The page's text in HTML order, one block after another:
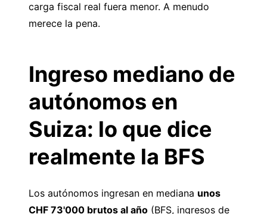
carga fiscal real fuera menor. A menudo
merece la pena.
Ingreso mediano de
autónomos en
Suiza: lo que dice
realmente la BFS
Los autónomos ingresan en mediana unos
CHF 73'000 brutos al año (BFS, ingresos de